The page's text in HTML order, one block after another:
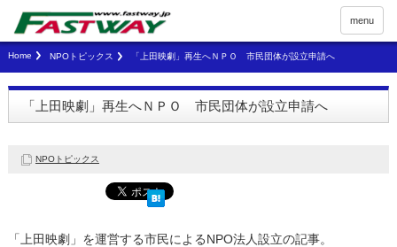
menu
Home NPOトピックス 「上田映劇」再生へＮＰＯ 市民団体が設立申請へ
「上田映劇」再生へＮＰＯ 市民団体が設立申請へ
NPOトピックス
「上田映劇」を運営する市民によるNPO法人設立の記事。